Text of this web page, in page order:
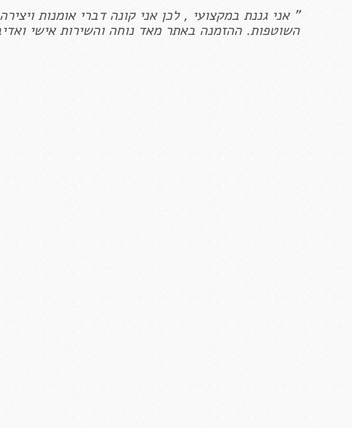
" אני גננת במקצועי , לכן אני קונה דברי אומנות
השוטפות. ההזמנה באתר מאד נוחה והשירות אישי